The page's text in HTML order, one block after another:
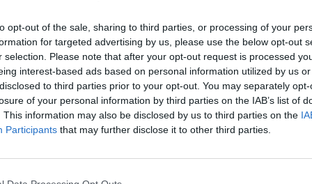
opt-out of the sale, sharing to third parties, or processing of your
for targeted advertising by us, please use the below opt-out
selection. Please note that after your opt-out request is processed
interest-based ads based on personal information utilized by us
to third parties prior to your opt-out. You may separately
of your personal information by third parties on the IAB’s list of
This information may also be disclosed by us to third parties on the
Participants that may further disclose it to other third parties.
keretében ismertette a Masterplast és a
kerülő magánbefektetői részvényjegyzés folyamatát.
évekre vonatkozóan nagyságrendileg közölte
jövőre és 2014-ben a bevételek kétszámjegyű
során már forgalomban lévő részvényeket ajánlanak fel, az